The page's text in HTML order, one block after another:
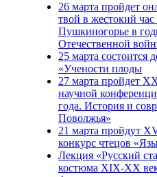
26 марта пройдет
твой в жестокий
Пушкиногорье в
Отечественной
25 марта состоится
«Учености плоды
27 марта пройдет
научной
года. История и
Поволжья»
21 марта пройдут
конкурс чтецов
Лекция «Русский
костюма XIX-XX